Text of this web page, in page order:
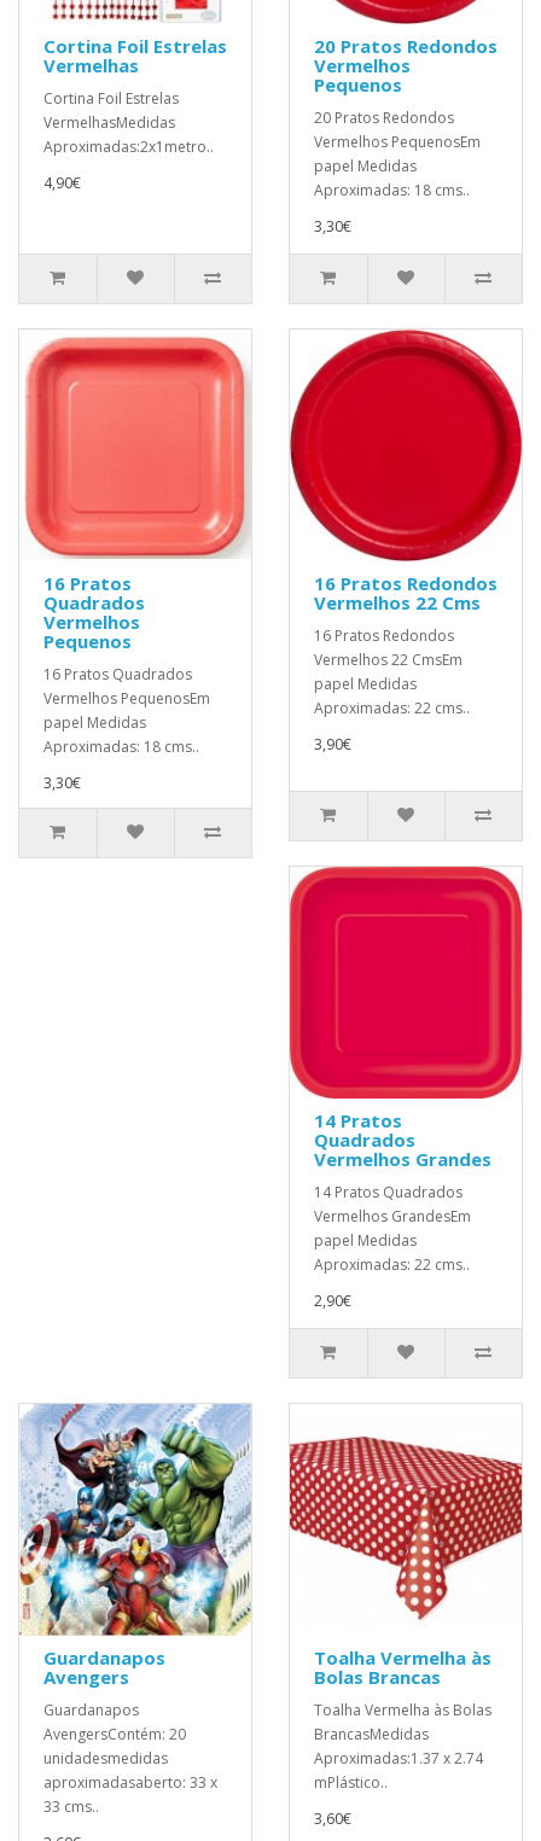
Cortina Foil Estrelas
Vermelhas
Cortina Foil Estrelas
VermelhasMedidas
Aproximadas:2x1metro..
4,90€
20 Pratos Redondos
Vermelhos
Pequenos
20 Pratos Redondos
Vermelhos PequenosEm
papel Medidas
Aproximadas: 18 cms..
3,30€
16 Pratos
Quadrados
Vermelhos
Pequenos
16 Pratos Quadrados
Vermelhos PequenosEm
papel Medidas
Aproximadas: 18 cms..
3,30€
16 Pratos Redondos
Vermelhos 22 Cms
16 Pratos Redondos
Vermelhos 22 CmsEm
papel Medidas
Aproximadas: 22 cms..
3,90€
14 Pratos
Quadrados
Vermelhos Grandes
14 Pratos Quadrados
Vermelhos GrandesEm
papel Medidas
Aproximadas: 22 cms..
2,90€
Guardanapos
Avengers
Guardanapos
AvengersContém: 20
unidadesmedidas
aproximadasaberto: 33 x
33 cms..
Toalha Vermelha às
Bolas Brancas
Toalha Vermelha às Bolas
BrancasMedidas
Aproximadas:1.37 x 2.74
mPlástico..
3,60€